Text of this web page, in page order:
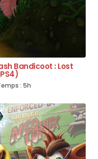
Bandicoot : Lost
: 5h